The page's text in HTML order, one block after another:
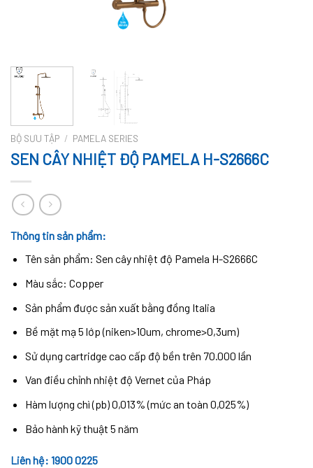
BỘ SƯU TẬP / PAMELA SERIES
SEN CÂY NHIỆT ĐỘ PAMELA H-S2666C
Thông tin sản phẩm:
Tên sản phẩm: Sen cây nhiệt độ Pamela H-S2666C
Màu sắc: Copper
Sản phẩm được sản xuất bằng đồng Italia
Bề mặt mạ 5 lớp (niken>10um, chrome>0,3um)
Sử dụng cartridge cao cấp độ bền trên 70.000 lần
Van điều chỉnh nhiệt độ Vernet của Pháp
Hàm lượng chì (pb) 0,013% (mức an toàn 0,025%)
Bảo hành kỹ thuật 5 năm
Liên hệ: 1900 0225